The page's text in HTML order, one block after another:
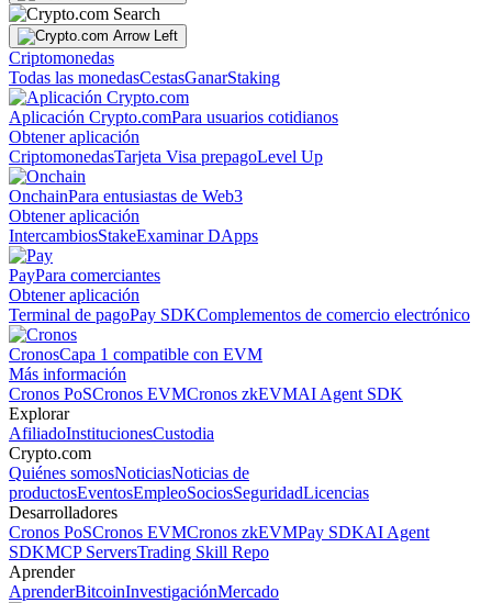
Criptomonedas
Todas las monedasCestasGanarStaking
Aplicación Crypto.comPara usuarios cotidianos
Obtener aplicación
CriptomonedasTarjeta Visa prepagoLevel Up
OnchainPara entusiastas de Web3
Obtener aplicación
IntercambiosStakeExaminar DApps
PayPara comerciantes
Obtener aplicación
Terminal de pagoPay SDKComplementos de comercio electrónico
CronosCapa 1 compatible con EVM
Más información
Cronos PoSCronos EVMCronos zkEVMAI Agent SDK
Explorar
AfiliadoInstitucionesCustodia
Crypto.com
Quiénes somosNoticiasNoticias de
productosEventosEmpleoSociosSeguridadLicencias
Desarrolladores
Cronos PoSCronos EVMCronos zkEVMPay SDKAI Agent
SDKMCP ServersTrading Skill Repo
Aprender
AprenderBitcoinInvestigaciónMercado